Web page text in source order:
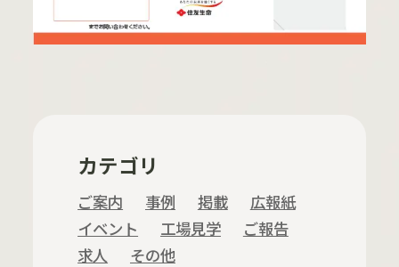
カテゴリ
ご案内 事例 掲載
広報紙
イベント
工場見学
ご報告
求人
その他